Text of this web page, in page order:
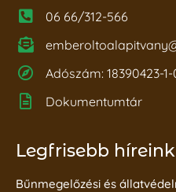
06 66/312-566
Adószám: 18390423-
Dokumentumtár
Legfrisebb híreink
Bűnmegelőzési és